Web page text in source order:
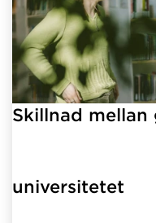
Skillnad mellan
universitetet